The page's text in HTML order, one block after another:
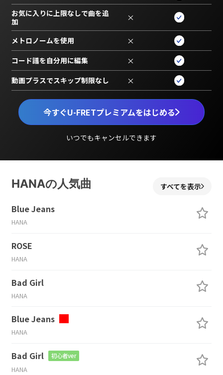
今すぐU-FRETプレミアムをはじめる
いつでもキャンセルできます
お気に入りに上限なしで曲を追
加
×
メトロノームを使用 ×
コード譜を自分用に編集 ×
動画プラスでスキップ制限なし ×
HANAの人気曲 すべてを表示
Blue Jeans
HANA
ROSE
HANA
Bad Girl
HANA
Blue Jeans
HANA
Bad Girl 初心者ver
HANA